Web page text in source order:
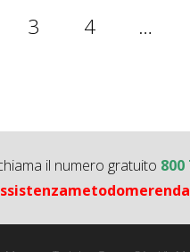
3 4 …
il numero gratuito 800